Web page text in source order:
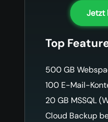
Jetzt
Top
500 GB
100 E-Mail-
20 GB MSSQL
Cloud Backup